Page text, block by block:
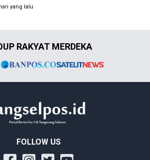
yang lalu
RAKYAT MERDEKA
FOLLOW US